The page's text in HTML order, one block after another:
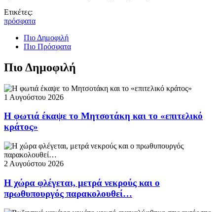
Ετικέτες:
πρόσφατα
Πιο Δημοφιλή
Πιο Πρόσφατα
Πιο Δημοφιλή
1 Αυγούστου 2026
Η φωτιά έκαψε το Μητσοτάκη και το «επιτελικό
κράτος»
2 Αυγούστου 2026
Η χώρα φλέγεται, μετρά νεκρούς και ο
πρωθυπουργός παρακολουθεί…